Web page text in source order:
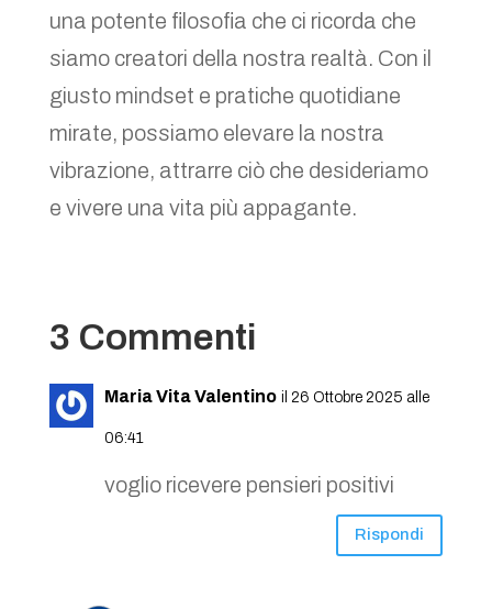
una potente filosofia che ci ricorda che
siamo creatori della nostra realtà. Con il
giusto mindset e pratiche quotidiane
mirate, possiamo elevare la nostra
vibrazione, attrarre ciò che desideriamo
e vivere una vita più appagante.
3 Commenti
Maria Vita Valentino il 26 Ottobre 2025 alle
06:41
voglio ricevere pensieri positivi
Rispondi